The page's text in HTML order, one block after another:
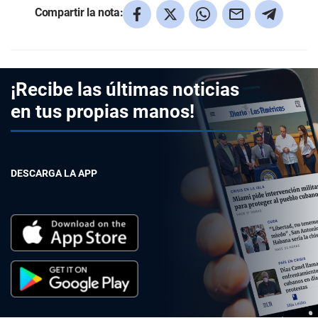
Compartir la nota:
¡Recibe las últimas noticias
en tus propias manos!
DESCARGA LA APP